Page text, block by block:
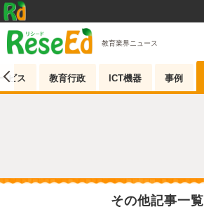
教育業界ニュース
ビス 教育行政 ICT機器 事例
その他記事一覧